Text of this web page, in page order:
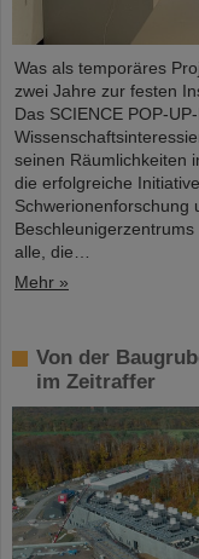
Was als temporäres
zwei Jahre zur festen
Das SCIENCE POP-
seinen Räumlichkeiten
die erfolgreiche
Schwerionenforschung
alle, die…
Mehr »
Von der
im Zeitraffer